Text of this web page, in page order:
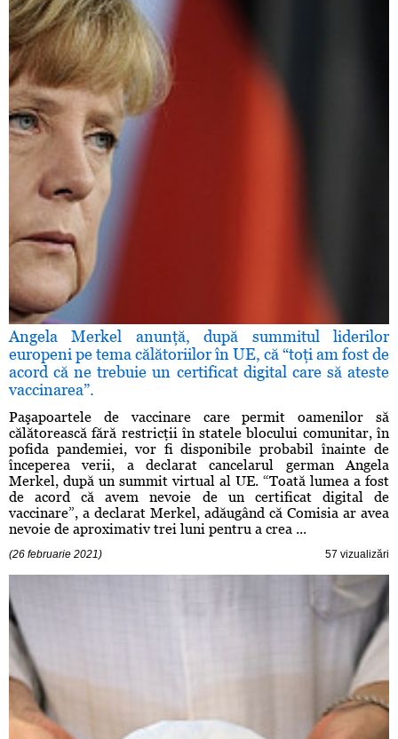
Angela Merkel anunţă, după summitul liderilor
europeni pe tema călătoriilor în UE, că “toţi am fost de
acord că ne trebuie un certificat digital care să ateste
vaccinarea”.
Paşapoartele de vaccinare care permit oamenilor să
călătorească fără restricţii în statele blocului comunitar, în
pofida pandemiei, vor fi disponibile probabil înainte de
începerea verii, a declarat cancelarul german Angela
Merkel, după un summit virtual al UE. “Toată lumea a fost
de acord că avem nevoie de un certificat digital de
vaccinare”, a declarat Merkel, adăugând că Comisia ar avea
nevoie de aproximativ trei luni pentru a crea ...
(26 februarie 2021) 57 vizualizări